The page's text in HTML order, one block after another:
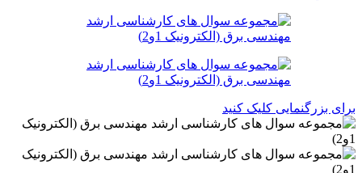
برای بزرگنمایی کلیک کنید